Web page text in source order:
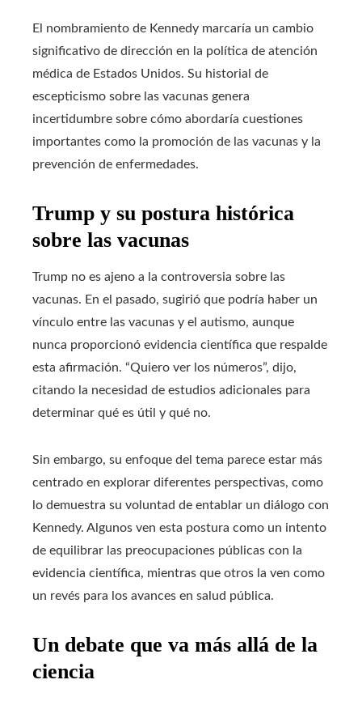
El nombramiento de Kennedy marcaría un cambio
significativo de dirección en la política de atención
médica de Estados Unidos. Su historial de
escepticismo sobre las vacunas genera
incertidumbre sobre cómo abordaría cuestiones
importantes como la promoción de las vacunas y la
prevención de enfermedades.
Trump y su postura histórica
sobre las vacunas
Trump no es ajeno a la controversia sobre las
vacunas. En el pasado, sugirió que podría haber un
vínculo entre las vacunas y el autismo, aunque
nunca proporcionó evidencia científica que respalde
esta afirmación. “Quiero ver los números”, dijo,
citando la necesidad de estudios adicionales para
determinar qué es útil y qué no.
Sin embargo, su enfoque del tema parece estar más
centrado en explorar diferentes perspectivas, como
lo demuestra su voluntad de entablar un diálogo con
Kennedy. Algunos ven esta postura como un intento
de equilibrar las preocupaciones públicas con la
evidencia científica, mientras que otros la ven como
un revés para los avances en salud pública.
Un debate que va más allá de la
ciencia